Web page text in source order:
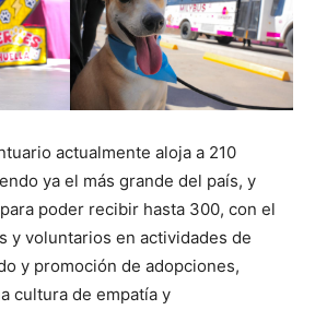
actualmente aloja a 210
ya el más grande del país, y
poder recibir hasta 300, con el
y voluntarios en actividades de
y promoción de adopciones,
cultura de empatía y